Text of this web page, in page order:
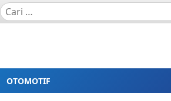
OTOMOTIF